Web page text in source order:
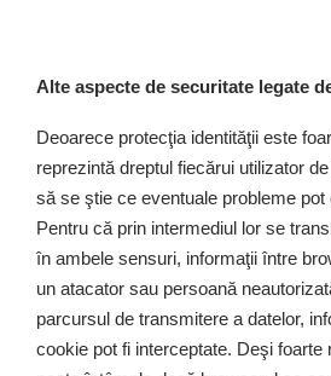
Alte aspecte de securitate legate
Deoarece protecţia identităţii este
reprezintă dreptul fiecărui utilizator
să se ştie ce eventuale probleme pot
Pentru că prin intermediul lor se
în ambele sensuri, informaţii între
un atacator sau persoană
parcursul de transmitere a datelor,
cookie pot fi interceptate. Deşi foarte